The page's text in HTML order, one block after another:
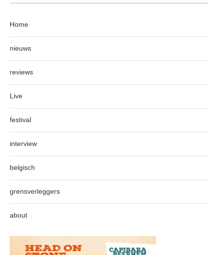
Home
nieuws
reviews
Live
festival
interview
belgisch
grensverleggers
about